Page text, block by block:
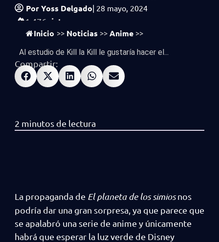
PorYoss Delgado| 28 mayo, 2024
1,476 vistas
Inicio >> Noticias >> Anime >>
Al estudio de Kill la Kill le gustaría hacer el...
Compartir:
La propaganda de El planeta de los simiosnos
podría dar una gran sorpresa, ya que parece que
se apalabró una serie de anime y únicamente
habrá que esperar la luz verde de Disney